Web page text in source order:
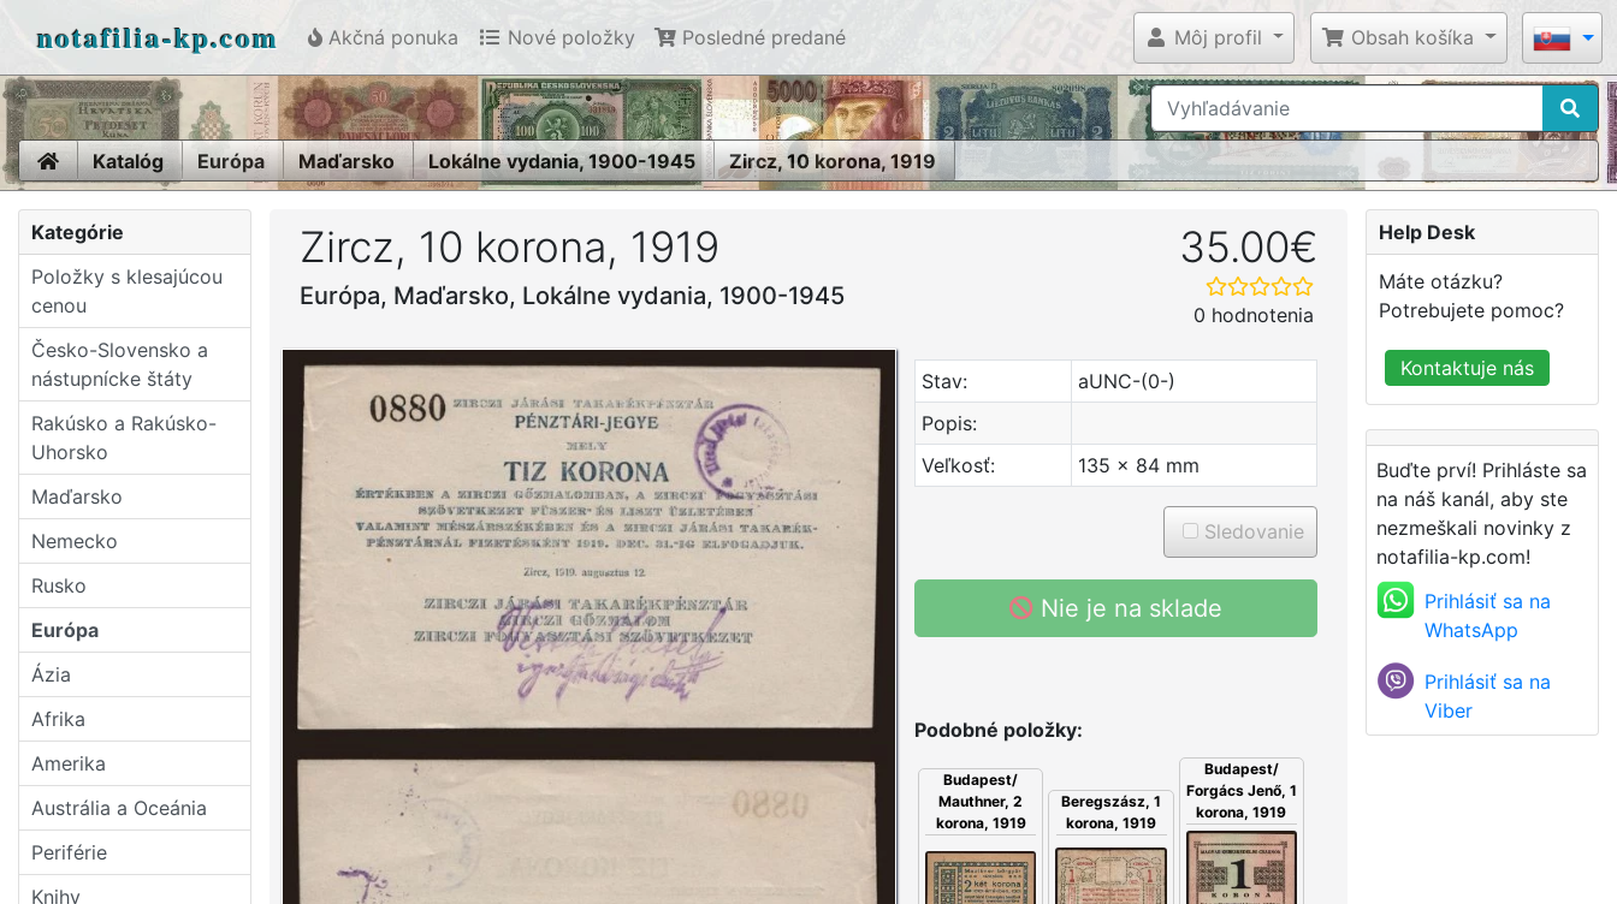
notafilia-kp.com Akčná ponuka Nové položky Posledné predané Môj profil Obsah košíka
HomeKatalóg Európa Maďarsko Lokálne vydania, 1900-1945 Zircz, 10 korona, 1919
Kategórie
Položky s klesajúcou
cenou
Česko-Slovensko a
nástupní­cke štáty
Rakúsko a Rakúsko-
Uhorsko
Maďarsko
Nemecko
Rusko
Európa
Ázia
Afrika
Amerika
Austrália a Oceánia
Periférie
Knihy
Zircz, 10 korona, 1919
Európa, Maďarsko, Lokálne vydania, 1900-1945
35.00€
0 hodnotenia
Stav:
aUNC-(0-)
Popis:
Veľkosť:
135 x 84 mm
Sledovanie
Nie je na sklade
Podobné položky:
Budapest/
Mauthner, 2
korona, 1919
Beregszász, 1
korona, 1919
Budapest/
Forgács Jenő, 1
korona, 1919
Help Desk
Máte otázku?
Potrebujete pomoc?
Kontaktuje nás
Buďte prví! Prihláste sa
na náš kanál, aby ste
nezmeškali novinky z
notafilia-kp.com!
Prihlásiť sa na
WhatsApp
Prihlásiť sa na
Viber